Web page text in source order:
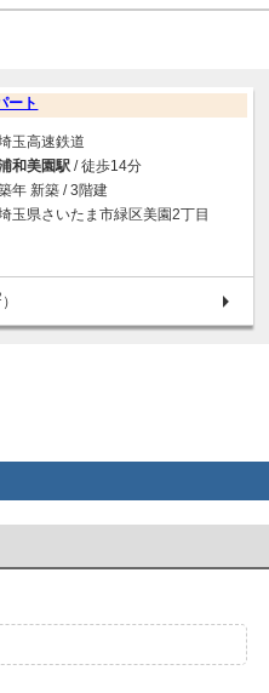
ート
玉高速鉄道
和美園駅 / 徒歩14分
年 新築 / 3階建
玉県さいたま市緑区美園2丁目
）